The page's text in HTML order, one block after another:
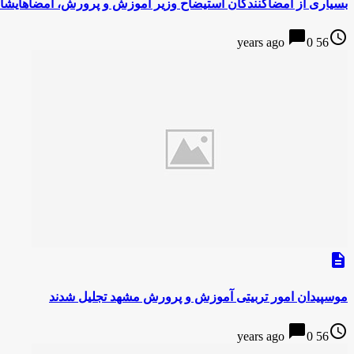
بسیاری از امضاکنندگان استیضاح وزیر آموزش و پرورش،
access_time
56 years ago
chat_bubble0
description
موسپیدان امور تربیتی آموزش و پرورش مشهد تجلیل شدند
access_time
56 years ago
chat_bubble0